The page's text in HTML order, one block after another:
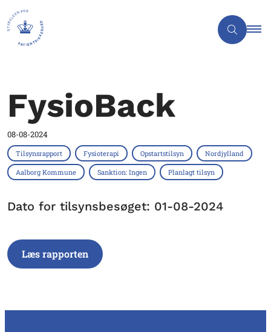
FysioBack
08-08-2024
Tilsynsrapport Fysioterapi Opstartstilsyn Nordjylland
Aalborg Kommune Sanktion: Ingen Planlagt tilsyn
Dato for tilsynsbesøget: 01-08-2024
Læs rapporten